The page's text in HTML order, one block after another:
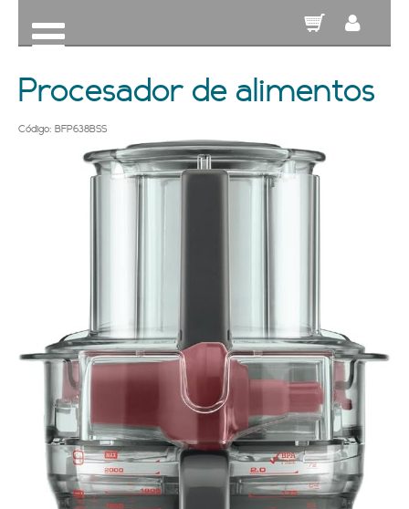
Procesador de alimentos
Código: BFP638BSS